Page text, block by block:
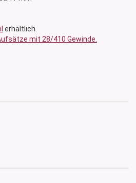
erhältlich.
mit 28/410 Gewinde.